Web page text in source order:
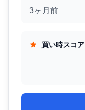
3ヶ月前
買い時スコア